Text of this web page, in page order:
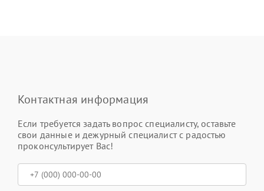
Контактная информация
Если требуется задать вопрос специалисту, оставьте
свои данные и дежурный специалист с радостью
проконсультирует Вас!